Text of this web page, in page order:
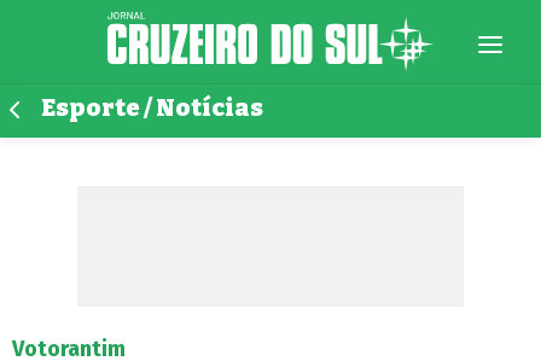
Esporte / Notícias
Votorantim